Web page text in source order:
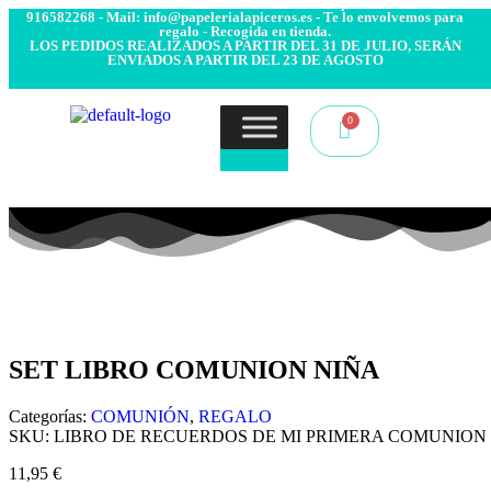
916582268 - Mail: info@papelerialapiceros.es - Te lo envolvemos para
regalo - Recogida en tienda.
LOS PEDIDOS REALIZADOS A PARTIR DEL 31 DE JULIO, SERÁN
ENVIADOS A PARTIR DEL 23 DE AGOSTO
SET LIBRO COMUNION NIÑA
Categorías: COMUNIÓN, REGALO
SKU: LIBRO DE RECUERDOS DE MI PRIMERA COMUNION
11,95 €